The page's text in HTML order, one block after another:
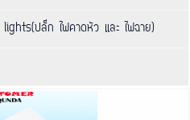
ปลั๊ก ไฟคาดหัว และ ไฟฉาย)